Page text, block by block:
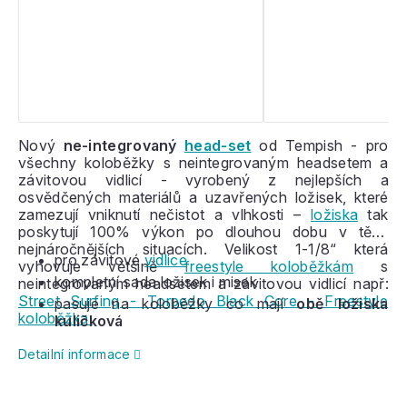
Nový ne-integrovaný head-set od Tempish - pro
všechny koloběžky s neintegrovaným headsetem a
závitovou vidlicí - vyrobený z nejlepších a
osvědčených materiálů a uzavřených ložisek, které
zamezují vniknutí nečistot a vlhkosti – ložiska tak
poskytují 100% výkon po dlouhou dobu v těch
nejnáročnějších situacích. Velikost 1-1/8“ která
vyhovuje většiněfreestyle koloběžkám s
neintegrovaným headsetem a závitovou vidlicí např:
Street Surfing - Torpedo Black Core - Freestyle
koloběžka
pro závitovévidlice
kompletní sada ložisek i misek
pasuje na koloběžky co majíobě ložiska
kuličková
Detailní informace